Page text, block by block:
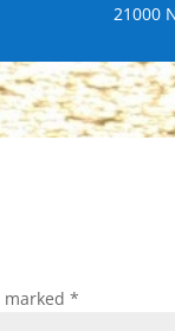
21000
marked*